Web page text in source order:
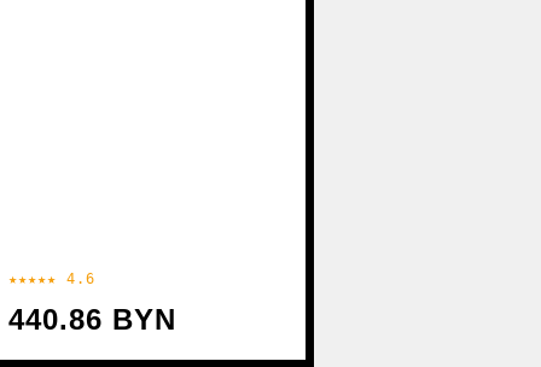
★★★★★ 4.6
440.86 BYN